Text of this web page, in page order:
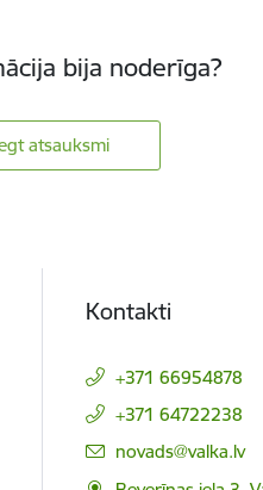
bija noderīga?
atsauksmi
Kontakti
+371 66954878
+371 64722238
E-pasts:
novads@valka.lv